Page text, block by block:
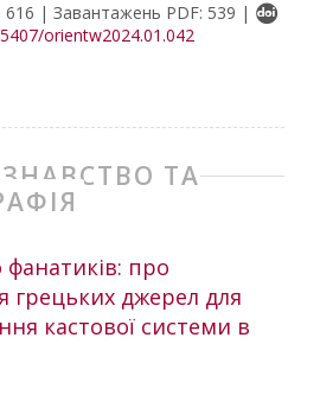
616 | Завантажень PDF: 539 |
orientw2024.01.042
ТА
фанатиків: про
грецьких джерел для
кастової системи в